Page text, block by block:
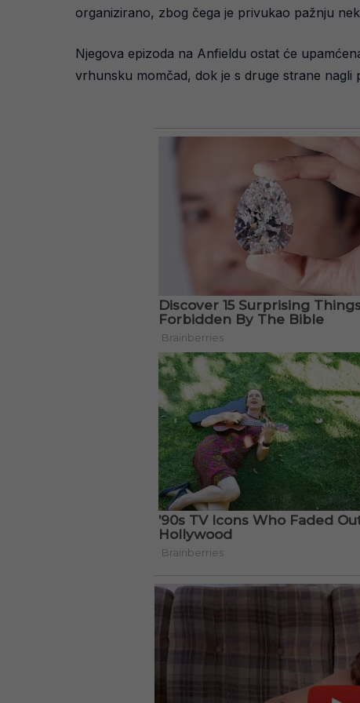
organizirano, zbog čega je privukao pažnju
Njegova epizoda na Anfieldu ostat će
vrhunsku momčad, dok je s druge strane